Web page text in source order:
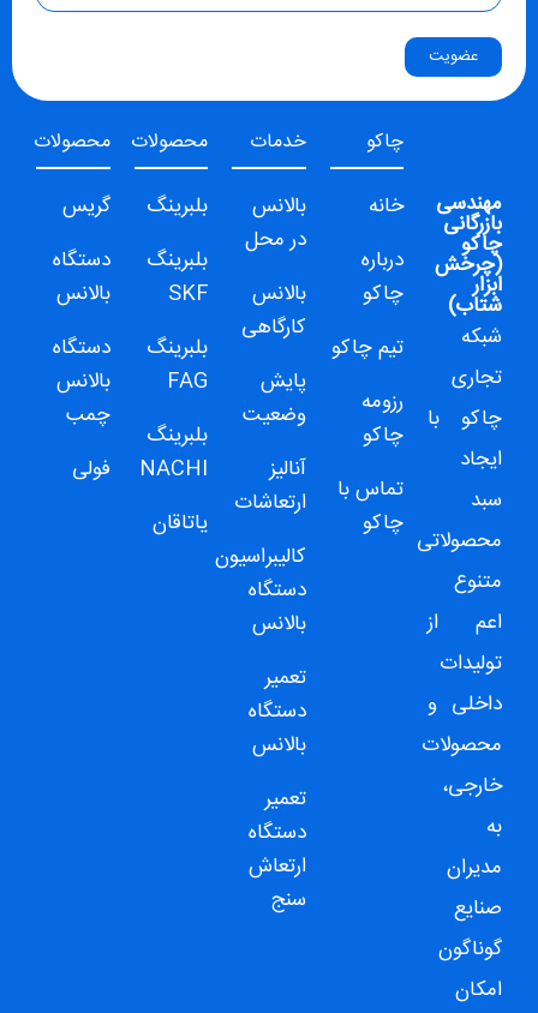
عضویت
مهندسی
بازرگانی
چاکو
(چرخش
ابزار
شتاب)
شبکه
تجاری
چاکو با
ایجاد
سبد
محصولاتی
متنوع
اعم از
تولیدات
داخلی و
محصولات
خارجی،
به
مدیران
صنایع
گوناگون
امکان
چاکو
خانه
درباره
چاکو
تیم چاکو
رزومه
چاکو
تماس با
چاکو
خدمات
بالانس
در محل
بالانس
کارگاهی
پایش
وضعیت
آنالیز
ارتعاشات
کالیبراسیون
دستگاه
بالانس
تعمیر
دستگاه
بالانس
تعمیر
دستگاه
ارتعاش
سنج
محصولات
بلبرینگ
بلبرینگ
SKF
بلبرینگ
FAG
بلبرینگ
NACHI
یاتاقان
محصولات
گریس
دستگاه
بالانس
دستگاه
بالانس
چمب
فولی